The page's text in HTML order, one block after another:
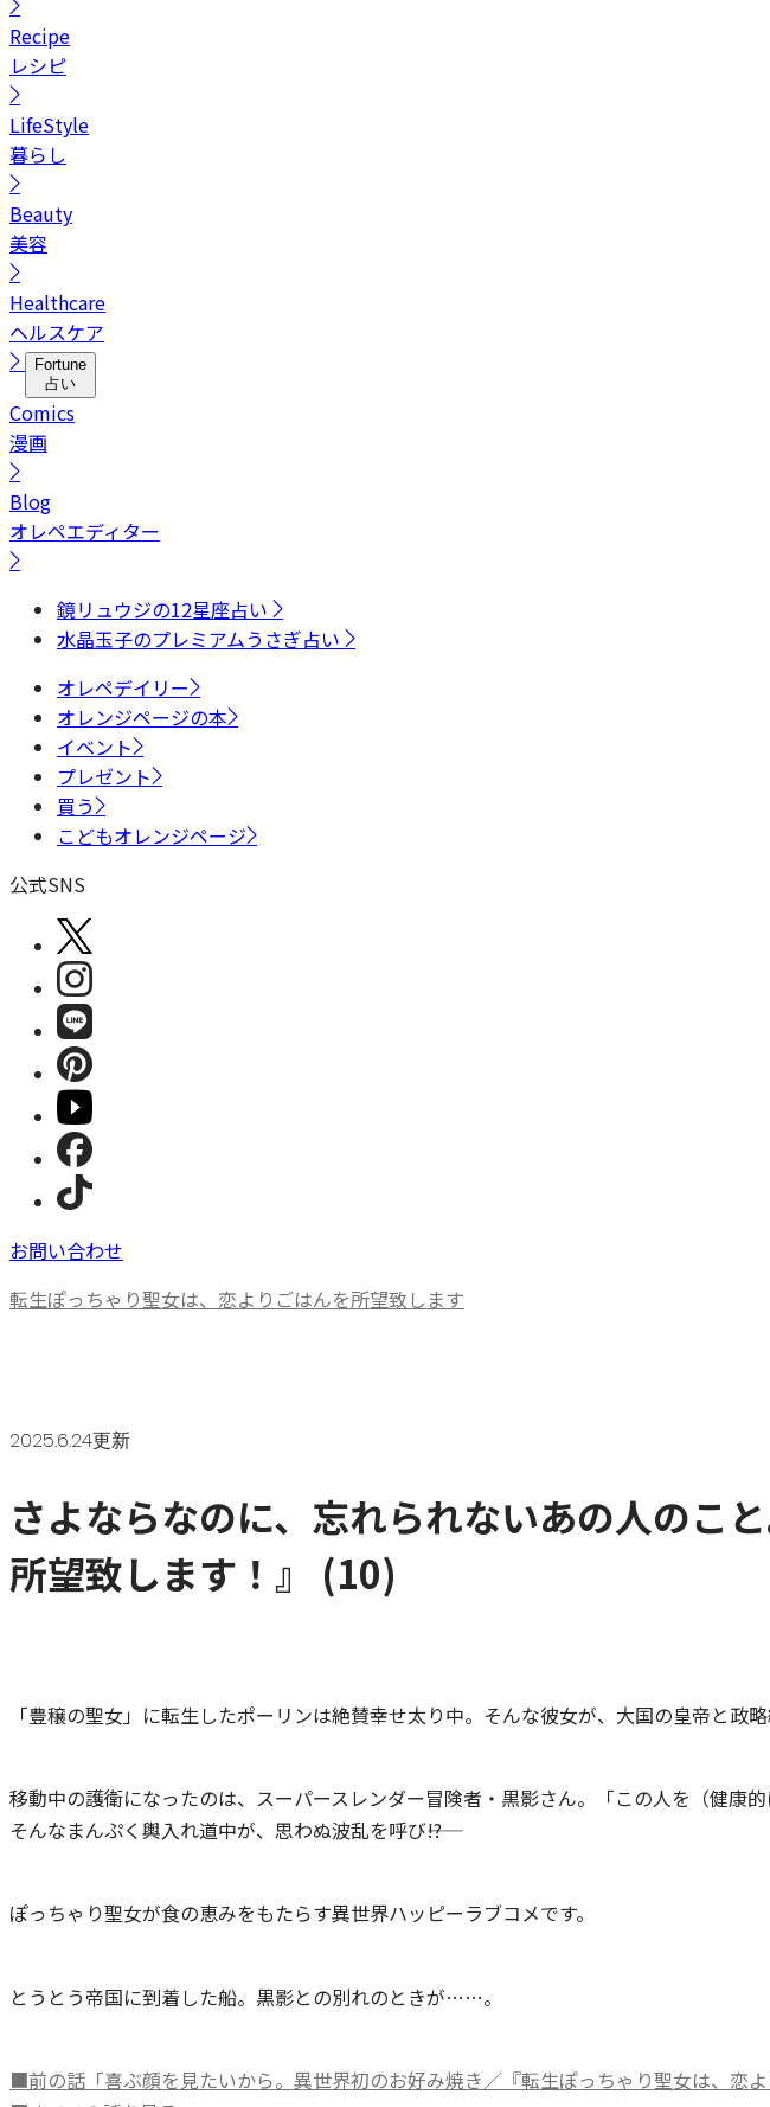
Recipe
レシピ
LifeStyle
暮らし
Beauty
美容
Healthcare
ヘルスケア
Fortune
占い
Comics
漫画
Blog
オレペエディター
鏡リュウジの12星座占い
水晶玉子のプレミアムうさぎ占い
オレペデイリー
オレンジページの本
イベント
プレゼント
買う
こどもオレンジページ
公式SNS
お問い合わせ
転生ぽっちゃり聖女は、恋よりごはんを所望致します
2025.6.24更新
さよならなのに、忘れられないあの人のこ
所望致します！』 (10)
「豊穣の聖女」に転生したポーリンは絶賛幸せ太り中。そんな彼女が、大国の皇帝と政
移動中の護衛になったのは、スーパースレンダー冒険者・黒影さん。「この人を（健康
そんなまんぷく輿入れ道中が、思わぬ波乱を呼び――!?
ぽっちゃり聖女が食の恵みをもたらす異世界ハッピーラブコメです。
とうとう帝国に到着した船。黒影との別れのときが……。
■前の話「喜ぶ顔を見たいから。異世界初のお好み焼き／『転生ぽっちゃり聖女は、恋